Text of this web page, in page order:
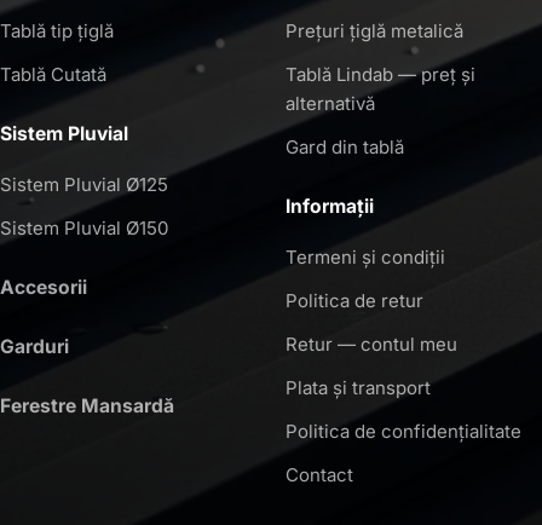
Tablă tip țiglă
Tablă Cutată
Sistem Pluvial
Sistem Pluvial Ø125
Sistem Pluvial Ø150
Accesorii
Garduri
Ferestre Mansardă
Prețuri țiglă metalică
Tablă Lindab — preț și
alternativă
Gard din tablă
Informații
Termeni și condiții
Politica de retur
Retur — contul meu
Plata și transport
Politica de confidențialitate
Contact